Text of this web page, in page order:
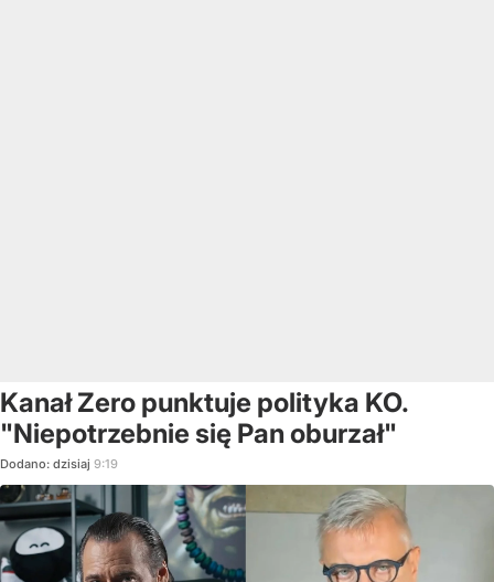
Kanał Zero punktuje polityka KO.
"Niepotrzebnie się Pan oburzał"
Dodano: dzisiaj 9:19